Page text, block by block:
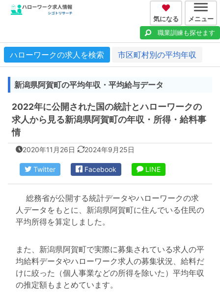
気になる メニュー
職業訓練も探せます
ハローワークの求人を検索 市区町村別の平均年収
新潟県阿賀町の平均年収・平均給与データ
2022年に公開された国の統計とハローワークの
求人から見る新潟県阿賀町の年収・所得・給料事
情
2020年11月26日 2024年9月25日
Twitter Facebook LINE
総務省が公開する統計データやハローワークの求
人データをもとに、新潟県阿賀町に住んでいる住民の
平均所得を算定しました。
また、新潟県阿賀町で実際に募集されている求人の平
均給料データやハローワーク求人の募集状況、給料だ
けに絞った（個人事業などの所得を除いた）平均年収
の推定額もまとめています。